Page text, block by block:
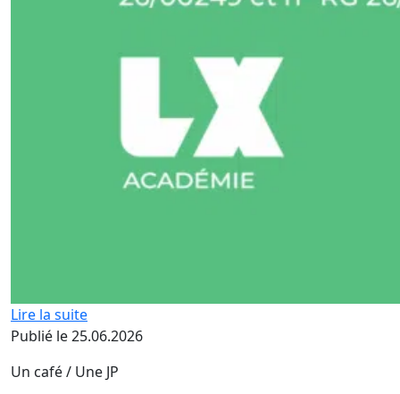
Lire la suite
Publié le 25.06.2026
Un café / Une JP